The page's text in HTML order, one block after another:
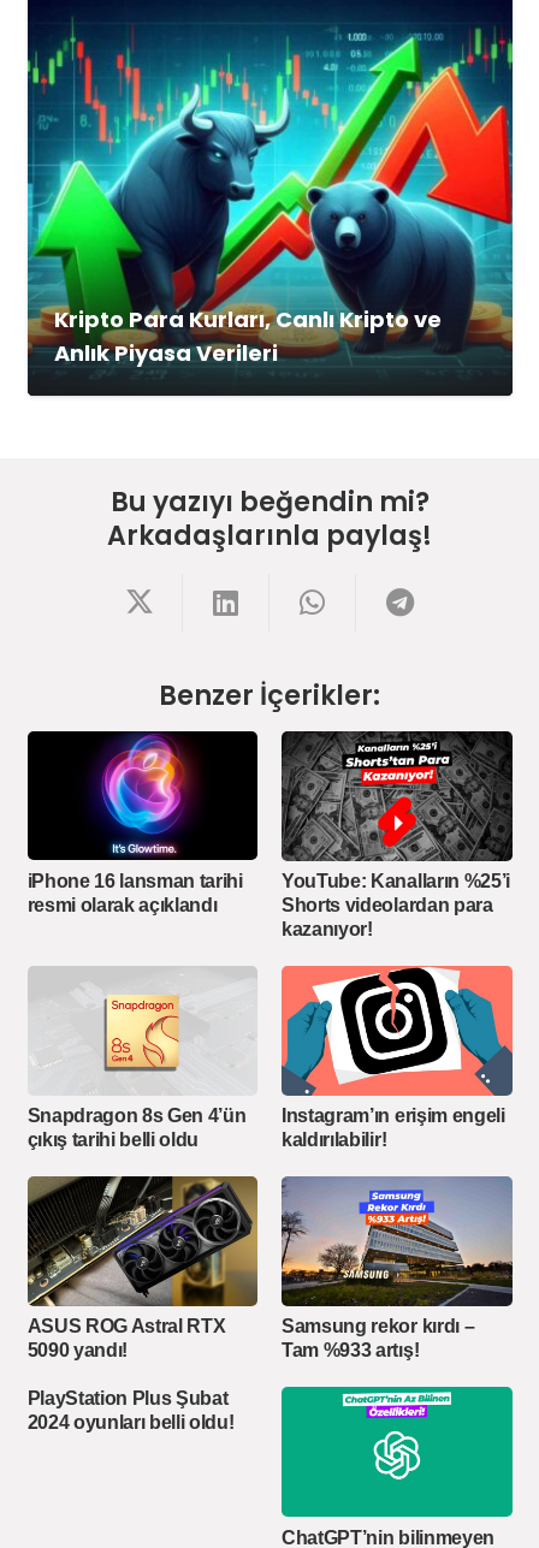
Kripto Para Kurları, Canlı Kripto ve
Anlık Piyasa Verileri
Bu yazıyı beğendin mi?
Arkadaşlarınla paylaş!
Benzer İçerikler:
iPhone 16 lansman tarihi
resmi olarak açıklandı
YouTube: Kanalların %25’i
Shorts videolardan para
kazanıyor!
Snapdragon 8s Gen 4’ün
çıkış tarihi belli oldu
Instagram’ın erişim engeli
kaldırılabilir!
ASUS ROG Astral RTX
5090 yandı!
Samsung rekor kırdı –
Tam %933 artış!
PlayStation Plus Şubat
2024 oyunları belli oldu!
ChatGPT’nin bilinmeyen